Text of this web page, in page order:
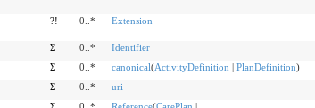
?! 0..* Extension
Σ 0..* Identifier
Σ 0..* canonical(ActivityDefinition | PlanDefinition)
Σ 0..* uri
Σ 0..* Reference(CarePlan |